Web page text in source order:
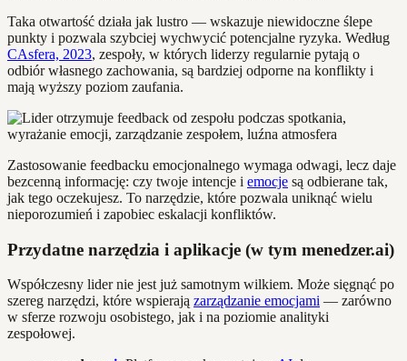
Taka otwartość działa jak lustro — wskazuje niewidoczne ślepe
punkty i pozwala szybciej wychwycić potencjalne ryzyka. Według
CAsfera, 2023, zespoły, w których liderzy regularnie pytają o
odbiór własnego zachowania, są bardziej odporne na konflikty i
mają wyższy poziom zaufania.
Zastosowanie feedbacku emocjonalnego wymaga odwagi, lecz daje
bezcenną informację: czy twoje intencje i emocje są odbierane tak,
jak tego oczekujesz. To narzędzie, które pozwala uniknąć wielu
nieporozumień i zapobiec eskalacji konfliktów.
Przydatne narzędzia i aplikacje (w tym menedzer.ai)
Współczesny lider nie jest już samotnym wilkiem. Może sięgnąć po
szereg narzędzi, które wspierają zarządzanie emocjami — zarówno
w sferze rozwoju osobistego, jak i na poziomie analityki
zespołowej.